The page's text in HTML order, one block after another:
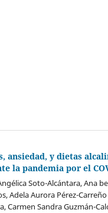
ansiedad, y dietas
la pandemia por el
Soto-Alcántara, Ana
Adela Aurora Pérez-
Carmen Sandra Guzmán-